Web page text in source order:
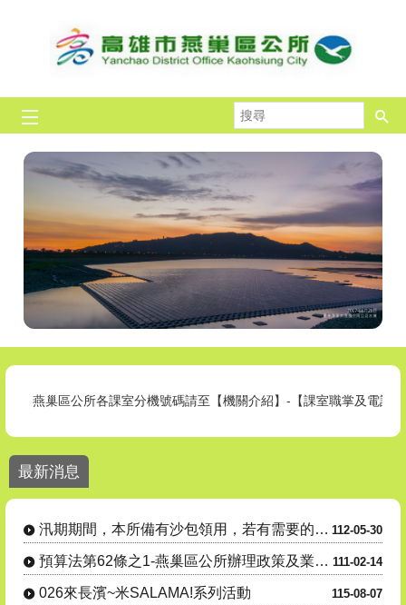
尋
燕巢區公所各課室分機號碼請至【機關介紹】-【課室職掌及電話
汛期間本所備有沙包領用，若有需要的民眾請善加利用。
24小時毒防諮詢專線 : 0800-770-885(請請你、幫幫我)
1. 電池回收3”要” 安全又環保！、2. 點亮綠生活 生活更環保 燈管
最新消息
112-05-30
汛期期間，本所備有沙包領用，若有需要的民眾請善加利用。
111-02-14
預算法第62條之1-燕巢區公所辦理政策及業務宣導之執行情形表
115-08-07
026來長濱~米SALAMA!系列活動